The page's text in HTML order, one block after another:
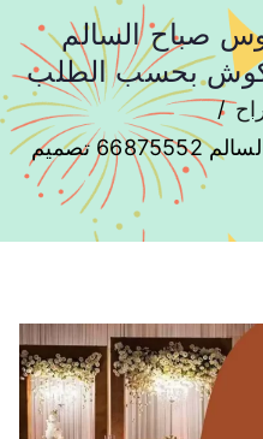
صباح السالم
تصميم كوش العروس صباح السالم 66875552 تصميم